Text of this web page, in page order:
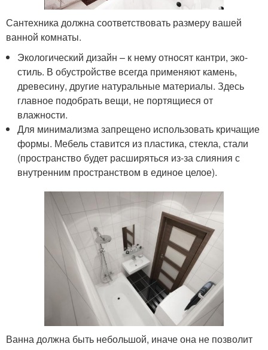
Сантехника должна соответствовать размеру вашей
ванной комнаты.
Экологический дизайн – к нему относят кантри, эко-
стиль. В обустройстве всегда применяют камень,
древесину, другие натуральные материалы. Здесь
главное подобрать вещи, не портящиеся от
влажности.
Для минимализма запрещено использовать кричащие
формы. Мебель ставится из пластика, стекла, стали
(пространство будет расширяться из-за слияния с
внутренним пространством в единое целое).
Ванна должна быть небольшой, иначе она не позволит